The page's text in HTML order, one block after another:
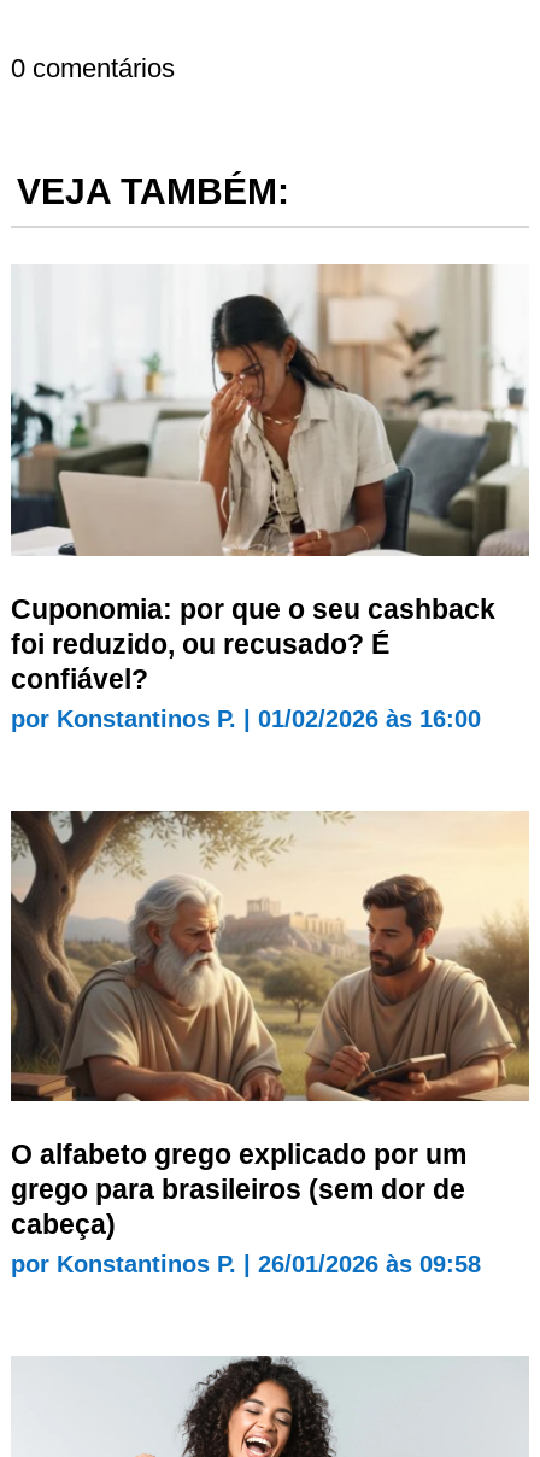
0 comentários
VEJA TAMBÉM:
Cuponomia: por que o seu cashback
foi reduzido, ou recusado? É
confiável?
por Konstantinos P. | 01/02/2026 às 16:00
O alfabeto grego explicado por um
grego para brasileiros (sem dor de
cabeça)
por Konstantinos P. 26/01/2026 às 09:58